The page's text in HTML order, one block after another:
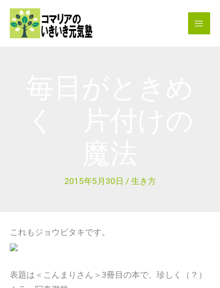
2015年5月30日 / 生き方
これもジョウビタキです。
表題は＜こんまりさん＞3冊目の本で、珍しく（？）